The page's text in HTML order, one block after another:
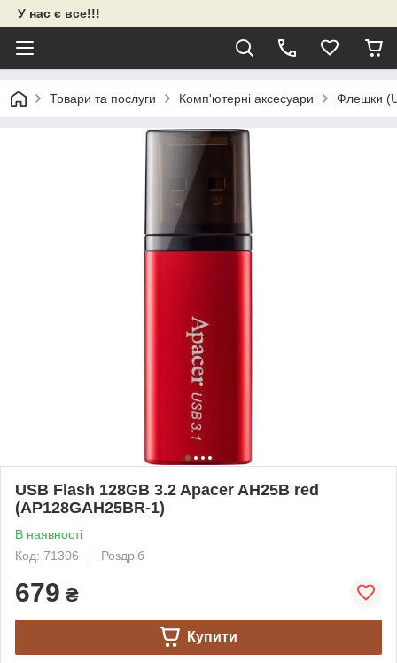
У нас є все!!!
Товари та послуги Комп'ютерні аксесуари Флешки
USB Flash 128GB 3.2 Apacer AH25B red
(AP128GAH25BR-1)
В наявності
Код: 71306
Роздріб
679 ₴
Купити